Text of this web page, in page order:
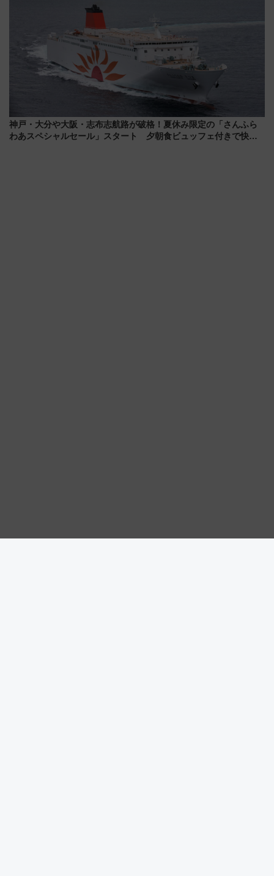
神戸・大分や大阪・志布志航路が破格！夏休み限定の「さんふら
わあスペシャルセール」スタート 夕朝食ビュッフェ付きで快適